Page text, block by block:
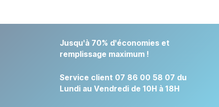
Jusqu'à 70% d'économies et
remplissage maximum !
Service client 07 86 00 58 07 du
Lundi au Vendredi de 10H à 18H